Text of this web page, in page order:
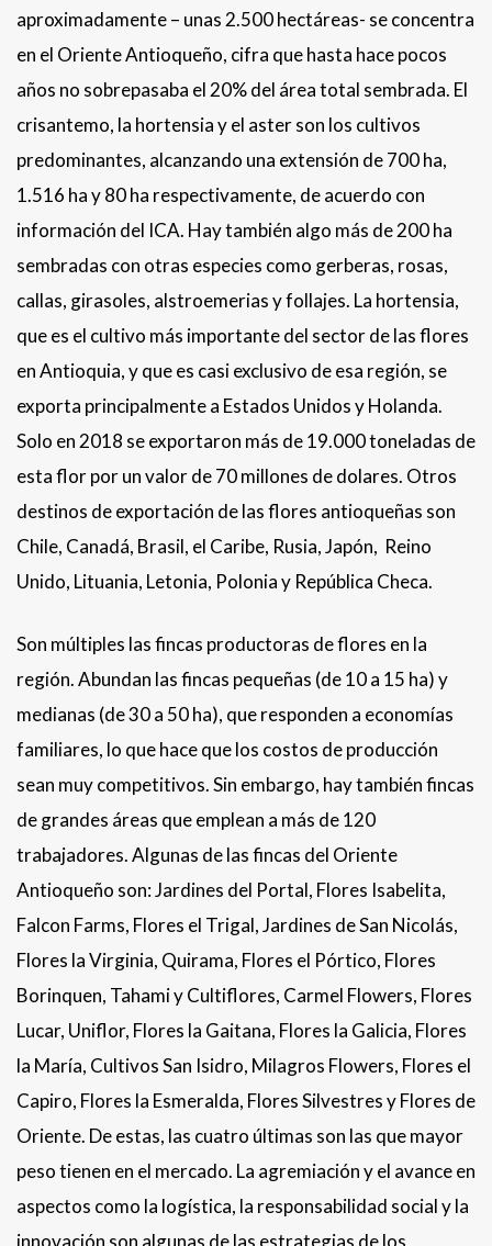
aproximadamente – unas 2.500 hectáreas- se concentra
en el Oriente Antioqueño, cifra que hasta hace pocos
años no sobrepasaba el 20% del área total sembrada. El
crisantemo, la hortensia y el aster son los cultivos
predominantes, alcanzando una extensión de 700 ha,
1.516 ha y 80 ha respectivamente, de acuerdo con
información del ICA. Hay también algo más de 200 ha
sembradas con otras especies como gerberas, rosas,
callas, girasoles, alstroemerias y follajes. La hortensia,
que es el cultivo más importante del sector de las flores
en Antioquia, y que es casi exclusivo de esa región, se
exporta principalmente a Estados Unidos y Holanda.
Solo en 2018 se exportaron más de 19.000 toneladas de
esta flor por un valor de 70 millones de dolares. Otros
destinos de exportación de las flores antioqueñas son
Chile, Canadá, Brasil, el Caribe, Rusia, Japón, Reino
Unido, Lituania, Letonia, Polonia y República Checa.
Son múltiples las fincas productoras de flores en la
región. Abundan las fincas pequeñas (de 10 a 15 ha) y
medianas (de 30 a 50 ha), que responden a economías
familiares, lo que hace que los costos de producción
sean muy competitivos. Sin embargo, hay también fincas
de grandes áreas que emplean a más de 120
trabajadores. Algunas de las fincas del Oriente
Antioqueño son: Jardines del Portal, Flores Isabelita,
Falcon Farms, Flores el Trigal, Jardines de San Nicolás,
Flores la Virginia, Quirama, Flores el Pórtico, Flores
Borinquen, Tahami y Cultiflores, Carmel Flowers, Flores
Lucar, Uniflor, Flores la Gaitana, Flores la Galicia, Flores
la María, Cultivos San Isidro, Milagros Flowers, Flores el
Capiro, Flores la Esmeralda, Flores Silvestres y Flores de
Oriente. De estas, las cuatro últimas son las que mayor
peso tienen en el mercado. La agremiación y el avance en
aspectos como la logística, la responsabilidad social y la
innovación son algunas de las estrategias de los